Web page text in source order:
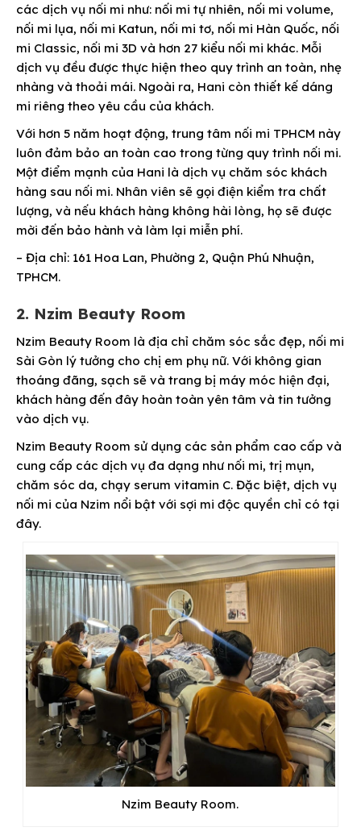
các dịch vụ nối mi như: nối mi tự nhiên, nối mi volume,
nối mi lụa, nối mi Katun, nối mi tơ, nối mi Hàn Quốc, nối
mi Classic, nối mi 3D và hơn 27 kiểu nối mi khác. Mỗi
dịch vụ đều được thực hiện theo quy trình an toàn, nhẹ
nhàng và thoải mái. Ngoài ra, Hani còn thiết kế dáng
mi riêng theo yêu cầu của khách.
Với hơn 5 năm hoạt động, trung tâm nối mi TPHCM này
luôn đảm bảo an toàn cao trong từng quy trình nối mi.
Một điểm mạnh của Hani là dịch vụ chăm sóc khách
hàng sau nối mi. Nhân viên sẽ gọi điện kiểm tra chất
lượng, và nếu khách hàng không hài lòng, họ sẽ được
mời đến bảo hành và làm lại miễn phí.
– Địa chỉ: 161 Hoa Lan, Phường 2, Quận Phú Nhuận,
TPHCM.
2. Nzim Beauty Room
Nzim Beauty Room là địa chỉ chăm sóc sắc đẹp, nối mi
Sài Gòn lý tưởng cho chị em phụ nữ. Với không gian
thoáng đãng, sạch sẽ và trang bị máy móc hiện đại,
khách hàng đến đây hoàn toàn yên tâm và tin tưởng
vào dịch vụ.
Nzim Beauty Room sử dụng các sản phẩm cao cấp và
cung cấp các dịch vụ đa dạng như nối mi, trị mụn,
chăm sóc da, chạy serum vitamin C. Đặc biệt, dịch vụ
nối mi của Nzim nổi bật với sợi mi độc quyền chỉ có tại
đây.
Nzim Beauty Room.